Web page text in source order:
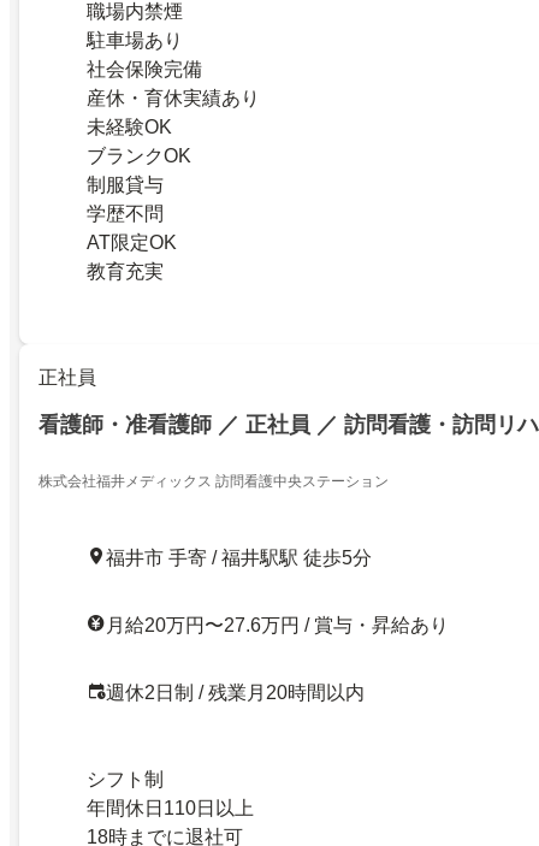
職場内禁煙
駐車場あり
社会保険完備
産休・育休実績あり
未経験OK
ブランクOK
制服貸与
学歴不問
AT限定OK
教育充実
正社員
看護師・准看護師 ／ 正社員 ／ 訪問看護・訪問リハ
株式会社福井メディックス 訪問看護中央ステーション
福井市 手寄 / 福井駅駅 徒歩5分
月給20万円〜27.6万円 / 賞与・昇給あり
週休2日制 / 残業月20時間以内
シフト制
年間休日110日以上
18時までに退社可